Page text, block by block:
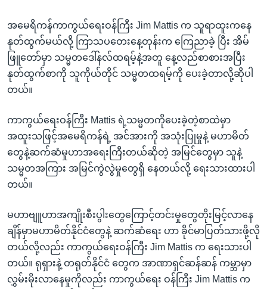
ကြည့်
ရန်
ရှာဖွေ
ရန်
နေရာ
ကျော်
ရန်
ဘာသာစကားများ
အမေရိကန်ကာကွယ်ရေးဝန်ကြီး Jim Mattis က သူရာထူးကနေ
နုတ်ထွက်မယ်လို့ ကြာသပတေးနေ့တုန်းက ကြေညာခဲ့ ပြီး အိမ်
ဖြူတော်မှာ သမ္မတဒေါ်နလ်ထရမ့်နဲ့အတူ နေ့လည်စာစားအပြီး
နုတ်ထွက်စာကို သူကိုယ်တိုင် သမ္မတထရမ့်ကို ပေးခဲ့တာလို့ဆိုပါ
တယ်။
ကာကွယ်ရေးဝန်ကြီး Mattis ရဲ့သမ္မတကိုပေးခဲ့တဲ့စာထဲမှာ
အထူးသဖြင့်အမေရိကန်ရဲ့ အင်အားကို အသုံးပြုမှုနဲ့ မဟာမိတ်
တွေနဲ့ဆက်ဆံမှုဟာအရေးကြီးတယ်ဆိုတဲ့ အမြင်တွေမှာ သူနဲ့
သမ္မတအကြား အမြင်ကွဲလွဲမှုတွေရှိ နေတယ်လို့ ရေးသားထားပါ
တယ်။
မဟာဗျူဟာအကျိုးစီးပွါးတွေကြောင့်တင်းမှုတွေတိုးမြင့်လာနေ
ချိန်မှာမဟာမိတ်နိုင်ငံတွေနဲ့ ဆက်ဆံရေး ဟာ ခိုင်မာပြတ်သားဖို့လို
တယ်လို့လည်း ကာကွယ်ရေးဝန်ကြီး Jim Mattis က ရေးသားပါ
တယ်။ ရုရှားနဲ့ တရုတ်နိုင်ငံ တွေက အာဏာရှင်ဆန်ဆန် ကမ္ဘာမှာ
လွှမ်းမိုးလာနေမှုကိုလည်း ကာကွယ်ရေး ဝန်ကြီး Jim Mattis က